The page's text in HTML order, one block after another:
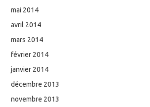
mai 2014
avril 2014
mars 2014
février 2014
janvier 2014
décembre 2013
novembre 2013